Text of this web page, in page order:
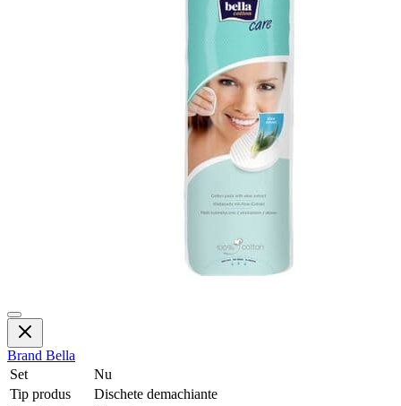
Brand Bella
Set
Nu
Tip produs
Dischete demachiante